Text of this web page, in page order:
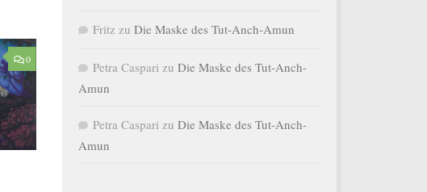
0
Fritz zu Die Maske des Tut-Anch-Amun
Petra Caspari zu Die Maske des Tut-Anch-
Amun
Petra Caspari zu Die Maske des Tut-Anch-
Amun